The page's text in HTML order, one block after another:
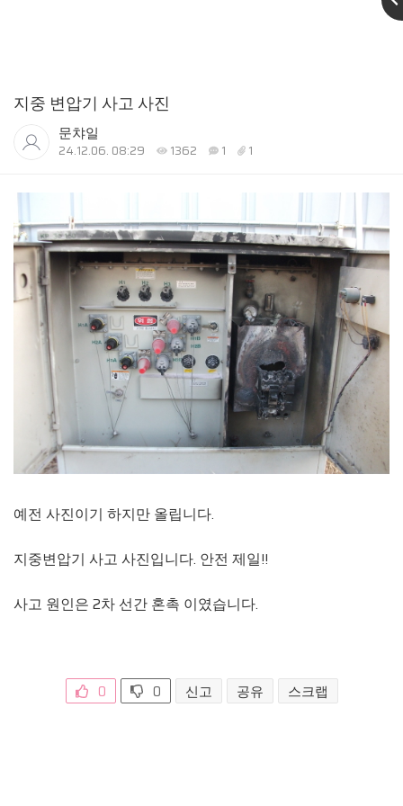
지중 변압기 사고 사진
문챠일
24.12.06. 08:29 1362 1 1
예전 사진이기 하지만 올립니다.
지중변압기 사고 사진입니다. 안전 제일!!
사고 원인은 2차 선간 혼촉 이였습니다.
0 0 신고 공유 스크랩